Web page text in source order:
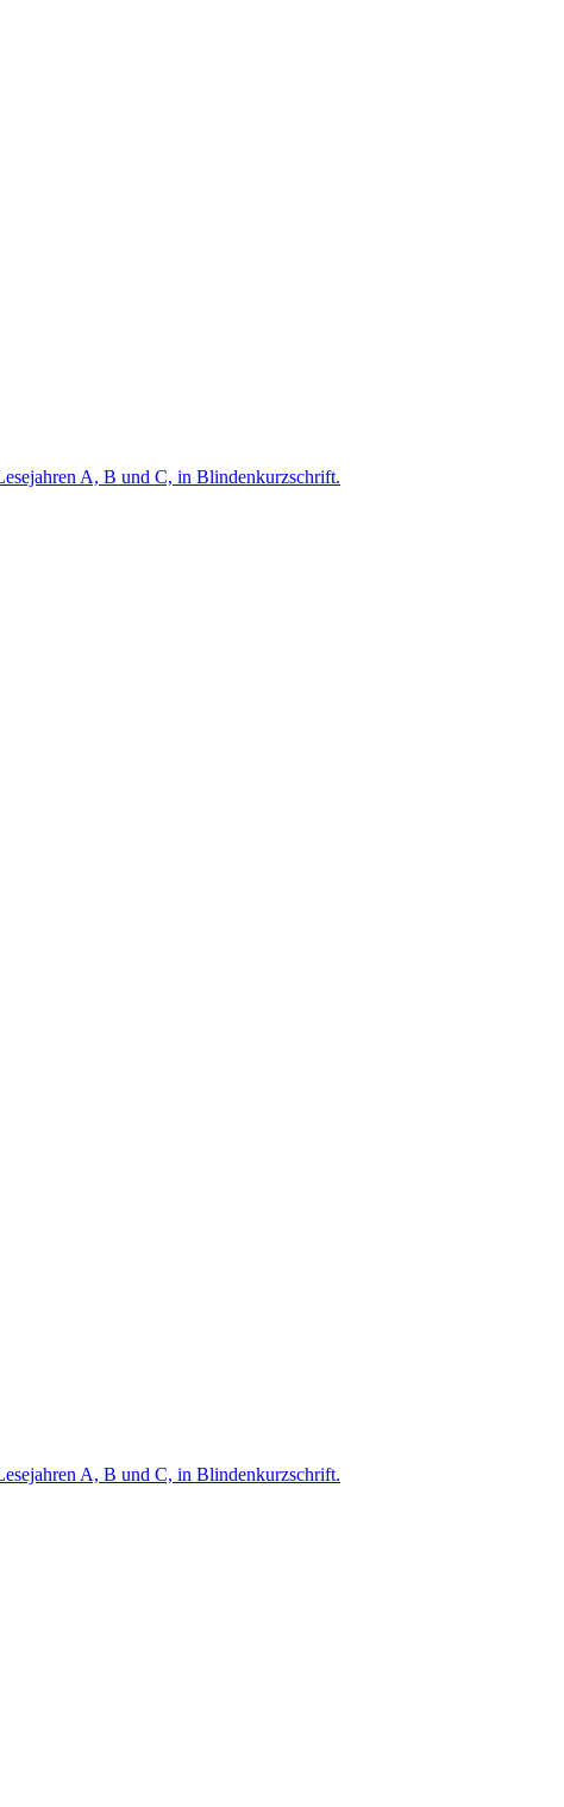
A, B und C, in Blindenkurzschrift.
A, B und C, in Blindenkurzschrift.